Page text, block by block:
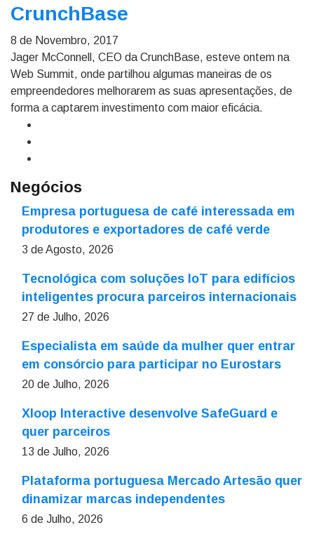
CrunchBase
8 de Novembro, 2017
Jager McConnell, CEO da CrunchBase, esteve ontem na
Web Summit, onde partilhou algumas maneiras de os
empreendedores melhorarem as suas apresentações, de
forma a captarem investimento com maior eficácia.
Negócios
Empresa portuguesa de café interessada em
produtores e exportadores de café verde
3 de Agosto, 2026
Tecnológica com soluções IoT para edifícios
inteligentes procura parceiros internacionais
27 de Julho, 2026
Especialista em saúde da mulher quer entrar
em consórcio para participar no Eurostars
20 de Julho, 2026
Xloop Interactive desenvolve SafeGuard e
quer parceiros
13 de Julho, 2026
Plataforma portuguesa Mercado Artesão quer
dinamizar marcas independentes
6 de Julho, 2026